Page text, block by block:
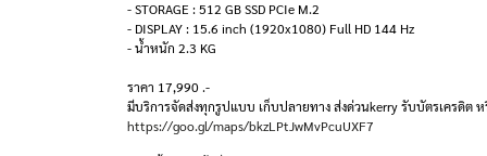
- STORAGE : 512 GB SSD PCIe M.2
- DISPLAY : 15.6 inch (1920x1080) Full HD 144 Hz
- น้ำหนัก 2.3 KG
ราคา 17,990 .-
มีบริการจัดส่งทุกรูปแบบ เก็บปลายทาง ส่งด่วนkerry รับบัตรเครดิต
https://goo.gl/maps/bkzLPtJwMvPcuUXF7